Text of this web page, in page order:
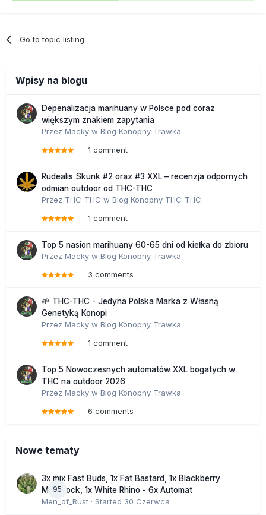
Go to topic listing
Wpisy na blogu
Depenalizacja marihuany w Polsce pod coraz
większym znakiem zapytania
Przez Macky w Blog Konopny Trawka
1 comment
Rudealis Skunk #2 oraz #3 XXL – recenzja odpornych
odmian outdoor od THC-THC
Przez THC-THC w Blog Konopny THC-THC
1 comment
Top 5 nasion marihuany 60-65 dni od kiełka do zbioru
Przez Macky w Blog Konopny Trawka
3 comments
🌱 THC-THC - Jedyna Polska Marka z Własną
Genetyką Konopi
Przez Macky w Blog Konopny Trawka
1 comment
Top 5 Nowoczesnych automatów XXL bogatych w
THC na outdoor 2026
Przez Macky w Blog Konopny Trawka
6 comments
Nowe tematy
95
3x mix Fast Buds, 1x Fat Bastard, 1x Blackberry
Moonrock, 1x White Rhino - 6x Automat
Men_of_Rust · Started 30 Czerwca